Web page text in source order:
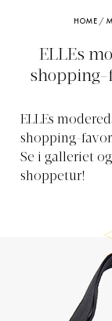
HOME /
ELLEs
shopping-
ELLEs
shopping-
Se i galleriet
shoppetur!